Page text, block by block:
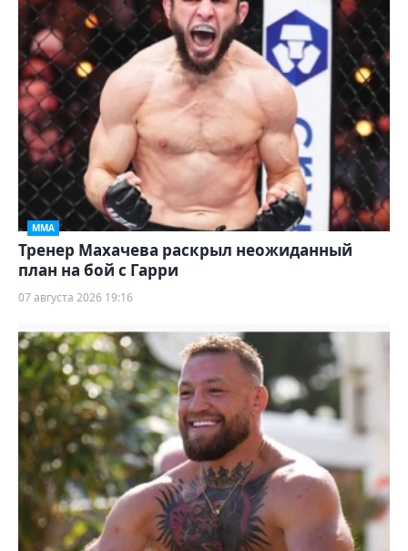
ММА
Тренер Махачева раскрыл неожиданный
план на бой с Гарри
07 августа 2026 19:16